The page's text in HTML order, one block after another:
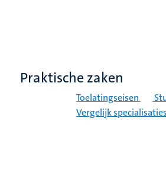
Praktische zaken
Toelatingseisen
Vergelijk specialisaties